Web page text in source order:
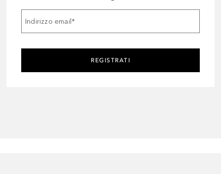
Indirizzo email *
REGISTRATI